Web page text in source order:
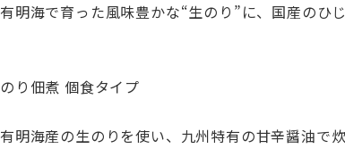
有明海で育った風味豊かな“生のり”に、国産のひ
のり佃煮 個食タイプ
有明海産の生のりを使い、九州特有の甘辛醤油で